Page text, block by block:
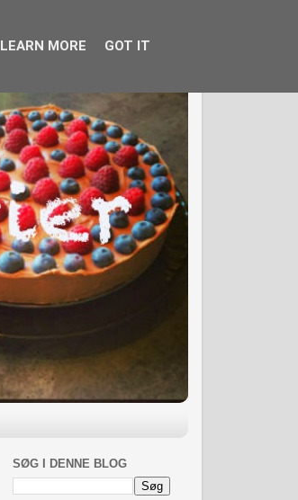
SØG I DENNE BLOG
LEARN MORE GOT IT